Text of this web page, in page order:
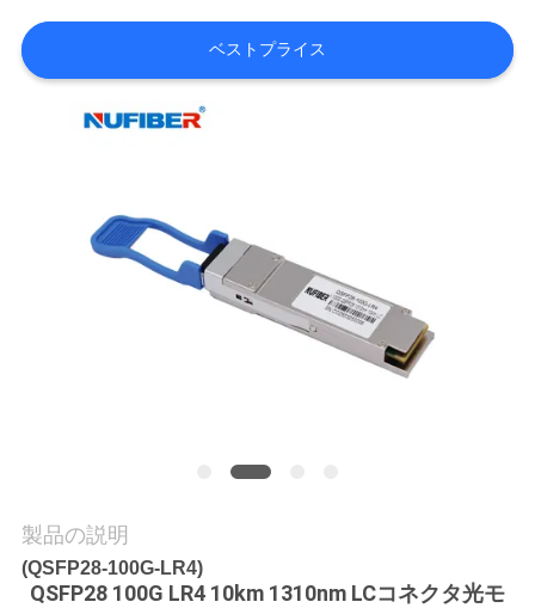
場
旅
に
連
ベストプライス
製品の説明
(QSFP28-100G-LR4)
QSFP28 100G LR4 10km 1310nm LCコネクタ光モ